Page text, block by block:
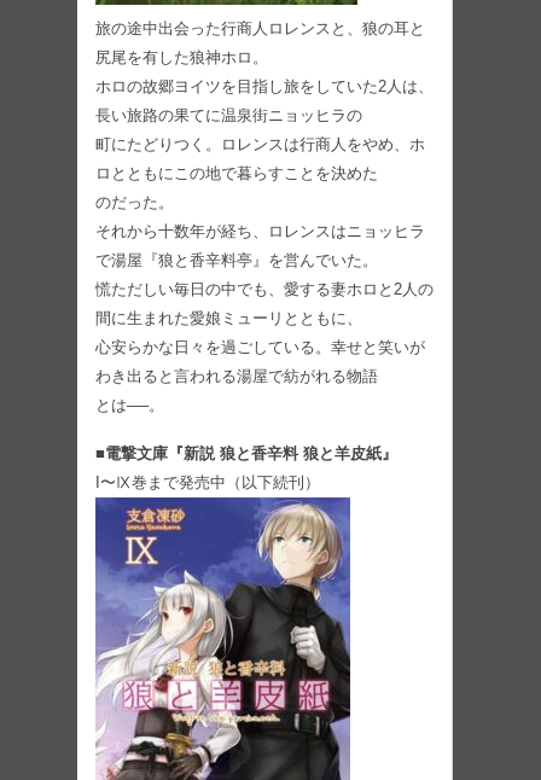
旅の途中出会った行商人ロレンスと、狼の耳と
尻尾を有した狼神ホロ。
ホロの故郷ヨイツを目指し旅をしていた2人は、
⻑い旅路の果てに温泉街ニョッヒラの
町にたどりつく。ロレンスは行商人をやめ、ホ
ロとともにこの地で暮らすことを決めた
のだった。
それから十数年が経ち、ロレンスはニョッヒラ
で湯屋『狼と香辛料亭』を営んでいた。
慌ただしい毎日の中でも、愛する妻ホロと2人の
間に生まれた愛娘ミューリとともに、
心安らかな日々を過ごしている。幸せと笑いが
わき出ると言われる湯屋で紡がれる物語
とは──。
■電撃文庫『新説 狼と香辛料 狼と羊皮紙』
I〜Ⅸ巻まで発売中（以下続刊）